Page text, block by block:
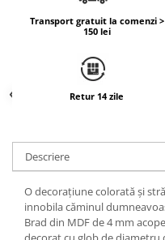
Transport gratuit la comenzi >
150 lei
Retur 14 zile
Descriere
O decorațiune colorată și
innobila căminul
Brad din MDF de 4 mm